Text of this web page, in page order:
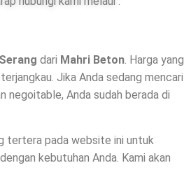
dari Mahri Beton. Harga yang
Jika Anda sedang mencari
Anda sudah berada di
tertera pada website ini untuk
kebutuhan Anda. Kami akan